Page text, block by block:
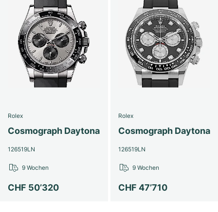
Rolex
Cosmograph Daytona
126519LN
CHF 50’320
9 Wochen
Rolex
Cosmograph Daytona
126519LN
CHF 47’710
9 Wochen